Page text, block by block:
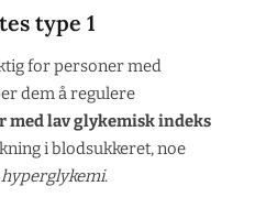
type 1
for personer med
dem å regulere
med lav glykemisk indeks
i blodsukkeret, noe
hyperglykemi.